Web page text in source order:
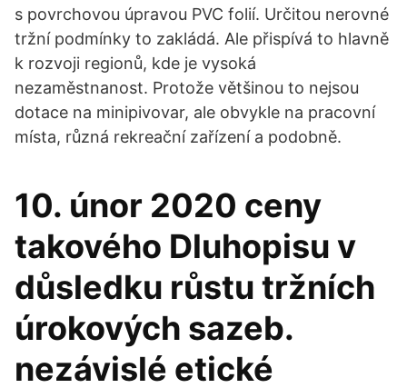
s povrchovou úpravou PVC folií. Určitou nerovné
tržní podmínky to zakládá. Ale přispívá to hlavně
k rozvoji regionů, kde je vysoká
nezaměstnanost. Protože většinou to nejsou
dotace na minipivovar, ale obvykle na pracovní
místa, různá rekreační zařízení a podobně.
10. únor 2020 ceny
takového Dluhopisu v
důsledku růstu tržních
úrokových sazeb.
nezávislé etické